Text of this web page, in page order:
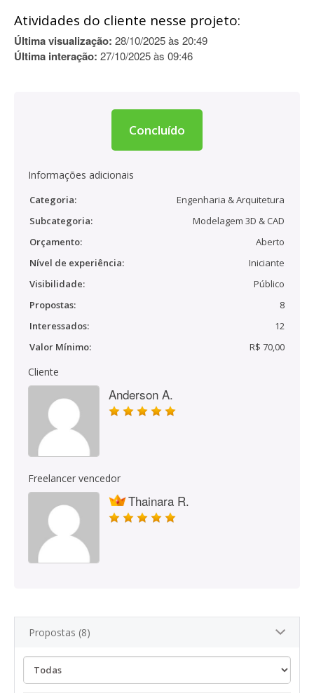
Atividades do cliente nesse projeto:
Última visualização: 28/10/2025 às 20:49
Última interação: 27/10/2025 às 09:46
Concluído
Informações adicionais
Categoria:
Engenharia & Arquitetura
Subcategoria:
Modelagem 3D & CAD
Orçamento:
Aberto
Nível de experiência:
Iniciante
Visibilidade:
Público
Propostas:
8
Interessados:
12
Valor Mínimo:
R$ 70,00
Cliente
Anderson A.
Freelancer vencedor
Thainara R.
Propostas (8)